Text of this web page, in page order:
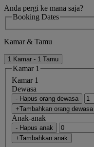
Anda pergi ke mana saja?
Booking Dates
Kamar & Tamu
1 Kamar - 1 Tamu
Kamar 1
Kamar 1
Dewasa
- Hapus orang dewasa
+Tambahkan orang dewasa
Anak-anak
- Hapus anak
+Tambahkan anak